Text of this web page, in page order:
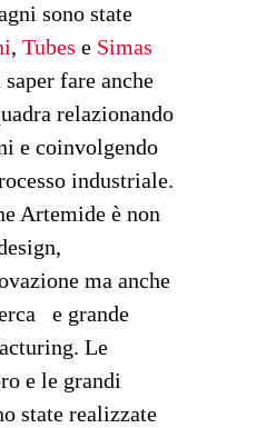
sono state
, Tubes e Simas
fare anche
relazionando
e coinvolgendo
industriale.
Artemide è non
ma anche
e grande
Le
e le grandi
state realizzate